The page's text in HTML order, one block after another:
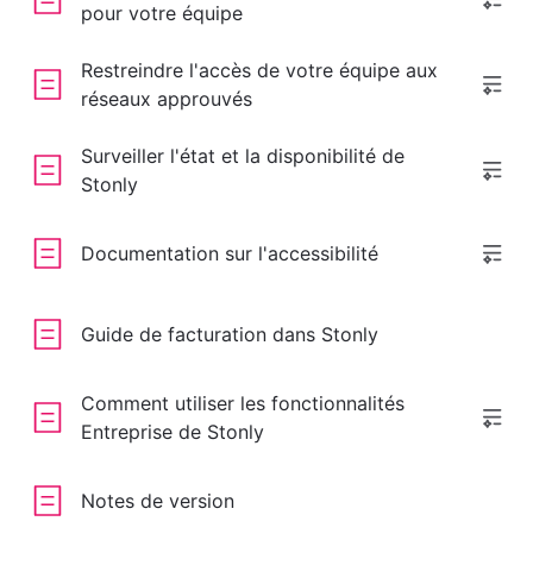
pour votre équipe
Restreindre l'accès de votre équipe aux
réseaux approuvés
Surveiller l'état et la disponibilité de
Stonly
Documentation sur l'accessibilité
Guide de facturation dans Stonly
Comment utiliser les fonctionnalités
Entreprise de Stonly
Notes de version